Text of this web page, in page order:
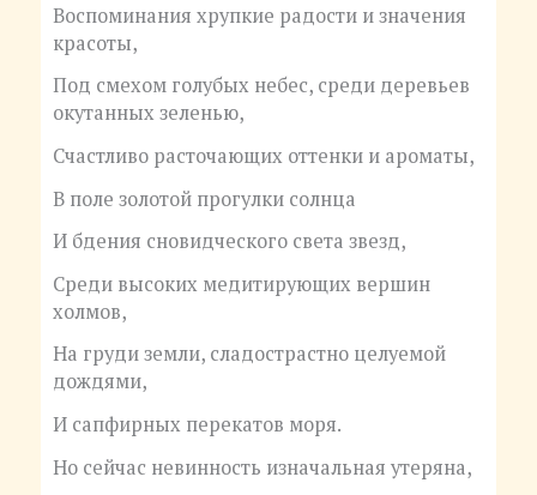
Воспоминания хрупкие радости и значения
красоты,
Под смехом голубых небес, среди деревьев
окутанных зеленью,
Счастливо расточающих оттенки и ароматы,
В поле золотой прогулки солнца
И бдения сновидческого света звезд,
Среди высоких медитирующих вершин
холмов,
На груди земли, сладострастно целуемой
дождями,
И сапфирных перекатов моря.
Но сейчас невинность изначальная утеряна,